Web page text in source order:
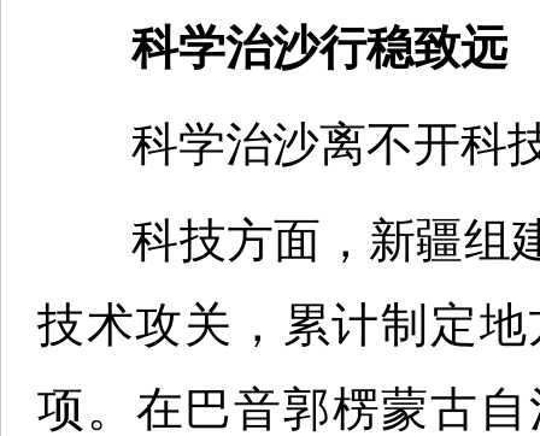
科学治沙行稳致远
科学治沙离不开科技
科技方面，新疆组建
技术攻关，累计制定
项。在巴音郭楞蒙古